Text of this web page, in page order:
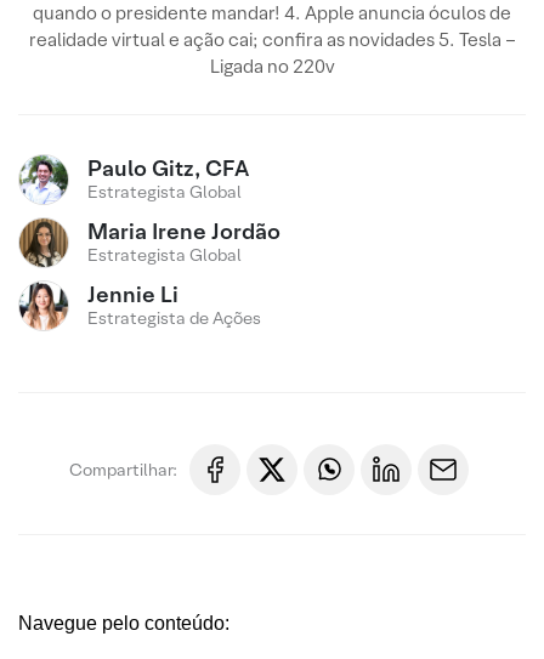
quando o presidente mandar! 4. Apple anuncia óculos de
realidade virtual e ação cai; confira as novidades 5. Tesla –
Ligada no 220v
Paulo Gitz, CFA
Estrategista Global
Maria Irene Jordão
Estrategista Global
Jennie Li
Estrategista de Ações
Compartilhar:
Navegue pelo conteúdo: